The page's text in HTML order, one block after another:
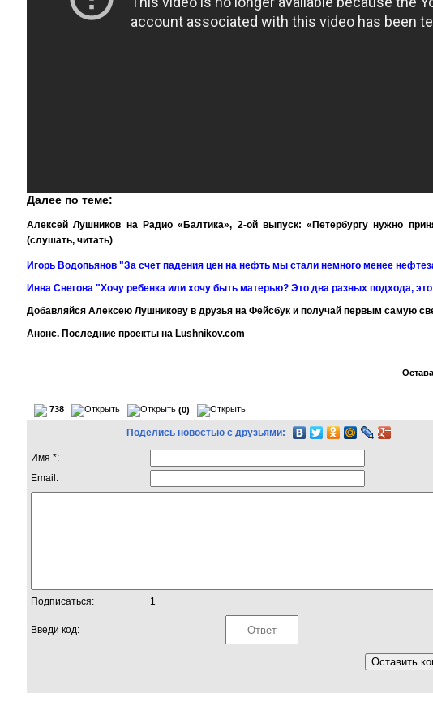
Далее по теме:
Алексей Лушников на Радио «Балтика», 2-ой выпуск: «Петербургу нужно
(слушать, читать)
Игорь Водопьянов "За счет падения цен на нефть мы стали немного менее
Инна Снегова "Хочу ребенка или хочу быть матерью? Это два разных подхода,
Добавляйся Алексею Лушникову в друзья на Фейсбук и получай первым самую
Анонс. Последние проекты на Lushnikov.com
738 (0)
Поделись новостью с друзьями:
Имя *:
Email:
Подписаться: 1
Введи код: